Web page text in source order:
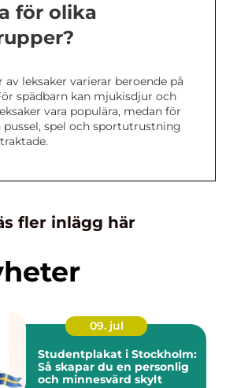
för olika
av leksaker varierar beroende på
spädbarn kan mjukisdjur och
vara populära, medan för
pussel, spel och sportutrustning
fler inlägg här
09. jul
Studentplakat i Stockholm:
Så skapar du en personlig
och minnesvärd skylt